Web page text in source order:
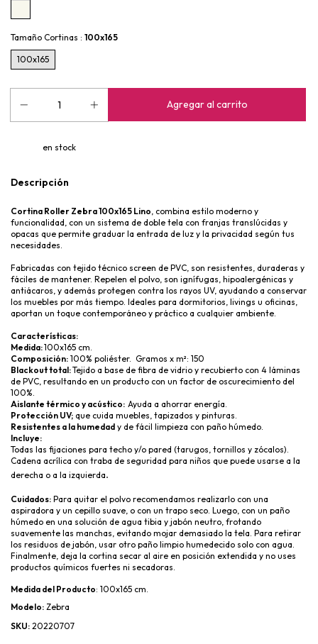
Tamaño Cortinas : 100x165
100x165
en stock
Descripción
Cortina Roller Zebra 100x165 Lino, combina estilo moderno y
funcionalidad, con un sistema de doble tela con franjas translúcidas y
opacas que permite graduar la entrada de luz y la privacidad según tus
necesidades.
Fabricadas con tejido técnico screen de PVC, son resistentes, duraderas y
fáciles de mantener. Repelen el polvo, son ignífugas, hipoalergénicas y
antiácaros, y además protegen contra los rayos UV, ayudando a conservar
los muebles por más tiempo. Ideales para dormitorios, livings u oficinas,
aportan un toque contemporáneo y práctico a cualquier ambiente.
Características:
Medida: 100x165 cm.
Composición: 100% poliéster.  Gramos x m²: 150
Blackout total: Tejido a base de fibra de vidrio y recubierto con 4 láminas
de PVC, resultando en un producto con un factor de oscurecimiento del
100%.
Aislante térmico y acústico: Ayuda a ahorrar energía.
Protección UV; que cuida muebles, tapizados y pinturas.
Resistentes a la humedad y de fácil limpieza con paño húmedo.
Incluye:
Todas las fijaciones para techo y/o pared (tarugos, tornillos y zócalos).
Cadena acrílica con traba de seguridad para niños que puede usarse a la
derecha o a la izquierda.
Cuidados: Para quitar el polvo recomendamos realizarlo con una
aspiradora y un cepillo suave, o con un trapo seco. Luego, con un paño
húmedo en una solución de agua tibia y jabón neutro, frotando
suavemente las manchas, evitando mojar demasiado la tela. Para retirar
los residuos de jabón, usar otro paño limpio humedecido solo con agua.
Finalmente, deja la cortina secar al aire en posición extendida y no uses
productos químicos fuertes ni secadoras.
Medida del Producto: 100x165 cm.
Modelo: Zebra
SKU: 20220707